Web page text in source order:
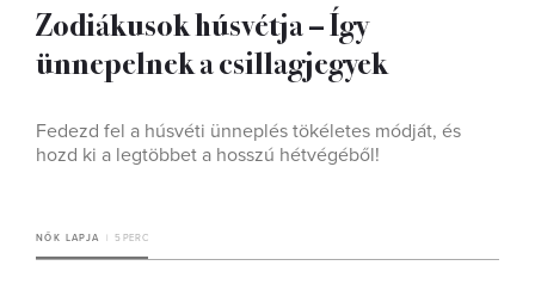
Zodiákusok húsvétja – Így
ünnepelnek a csillagjegyek
Fedezd fel a húsvéti ünneplés tökéletes módját, és
hozd ki a legtöbbet a hosszú hétvégéből!
NŐK LAPJA 5 PERC